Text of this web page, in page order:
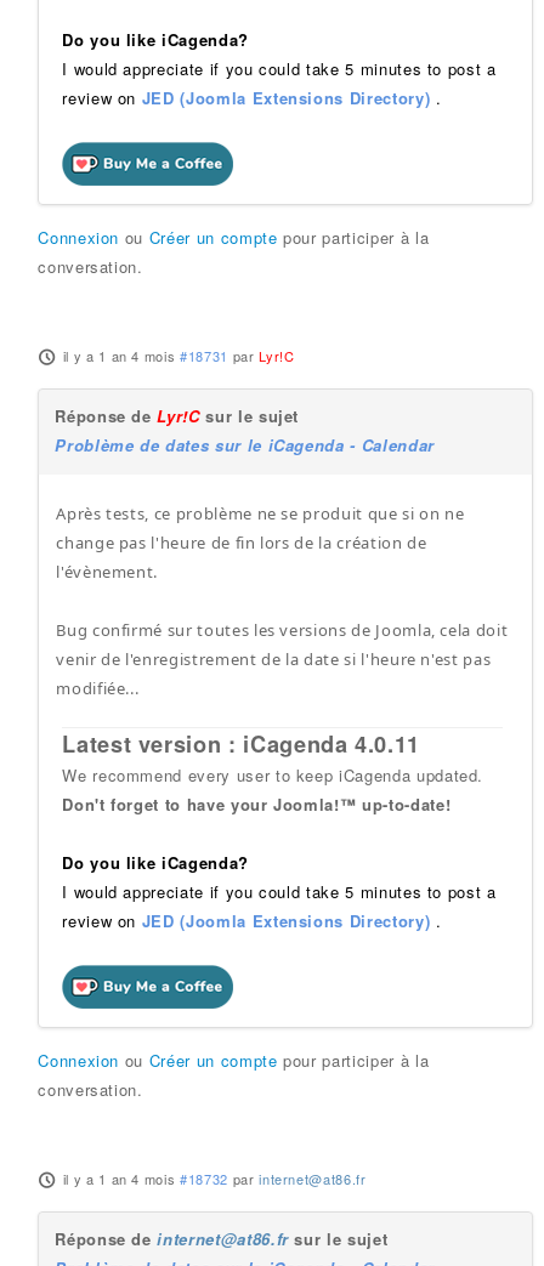
Do you like iCagenda?
I would appreciate if you could take 5 minutes to post a
review on JED (Joomla Extensions Directory) .
Connexion ou Créer un compte pour participer à la
conversation.
il y a 1 an 4 mois #18731 parLyr!C
Réponse deLyr!Csur le sujet
Problème de dates sur le iCagenda - Calendar
Après tests, ce problème ne se produit que si on ne
change pas l'heure de fin lors de la création de
l'évènement.
Bug confirmé sur toutes les versions de Joomla, cela doit
venir de l'enregistrement de la date si l'heure n'est pas
modifiée...
Latest version : iCagenda 4.0.11
We recommend every user to keep iCagenda updated.
Don't forget to have your Joomla!™ up-to-date!
Do you like iCagenda?
I would appreciate if you could take 5 minutes to post a
review on JED (Joomla Extensions Directory) .
Connexion ou Créer un compte pour participer à la
conversation.
il y a 1 an 4 mois #18732 parinternet@at86.fr
Réponse deinternet@at86.frsur le sujet